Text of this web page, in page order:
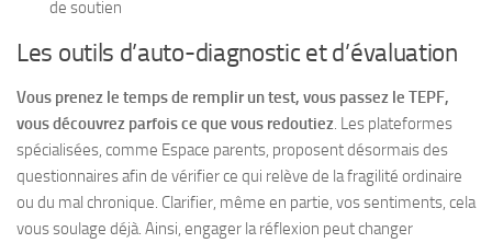
de soutien
Les outils d’auto-diagnostic et d’évaluation
Vous prenez le temps de remplir un test, vous passez le TEPF,
vous découvrez parfois ce que vous redoutiez. Les plateformes
spécialisées, comme Espace parents, proposent désormais des
questionnaires afin de vérifier ce qui relève de la fragilité ordinaire
ou du mal chronique. Clarifier, même en partie, vos sentiments, cela
vous soulage déjà. Ainsi, engager la réflexion peut changer